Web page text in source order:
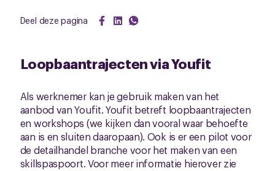
Deel deze pagina
Loopbaantrajecten via Youfit
Als werknemer kan je gebruik maken van het
aanbod van Youfit. Youfit betreft loopbaantrajecten
en workshops (we kijken dan vooral waar behoefte
aan is en sluiten daaropaan). Ook is er een pilot voor
de detailhandel branche voor het maken van een
skillspaspoort. Voor meer informatie hierover zie